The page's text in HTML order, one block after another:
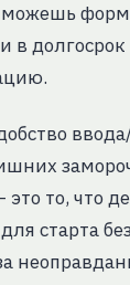
можешь
в
это то, что
старта